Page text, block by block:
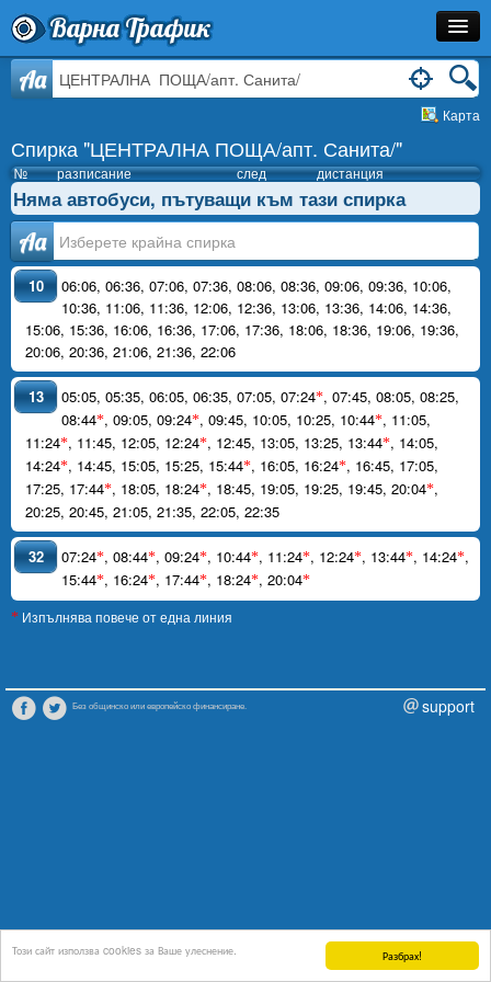
Разбрах!
Този сайт използва cookies за Ваше улеснение.
Варна Трафик
Спирка
Разписание
Как Да Стигна?
Инфо
Aa
Карта
Спирка "ЦЕНТРАЛНА ПОЩА/апт. Санита/"
№ разписание след дистанция
Няма автобуси, пътуващи към тази спирка
Аа
10 06:06, 06:36, 07:06, 07:36, 08:06, 08:36, 09:06, 09:36, 10:06,
10:36, 11:06, 11:36, 12:06, 12:36, 13:06, 13:36, 14:06, 14:36,
15:06, 15:36, 16:06, 16:36, 17:06, 17:36, 18:06, 18:36, 19:06, 19:36,
20:06, 20:36, 21:06, 21:36, 22:06
13 05:05, 05:35, 06:05, 06:35, 07:05, 07:24*, 07:45, 08:05, 08:25,
08:44*, 09:05, 09:24*, 09:45, 10:05, 10:25, 10:44*, 11:05,
11:24*, 11:45, 12:05, 12:24*, 12:45, 13:05, 13:25, 13:44*, 14:05,
14:24*, 14:45, 15:05, 15:25, 15:44*, 16:05, 16:24*, 16:45, 17:05,
17:25, 17:44*, 18:05, 18:24*, 18:45, 19:05, 19:25, 19:45, 20:04*,
20:25, 20:45, 21:05, 21:35, 22:05, 22:35
32 07:24*, 08:44*, 09:24*, 10:44*, 11:24*, 12:24*, 13:44*, 14:24*,
15:44*, 16:24*, 17:44*, 18:24*, 20:04*
* Изпълнява повече от една линия
Без общинско или европейско финансиране. support